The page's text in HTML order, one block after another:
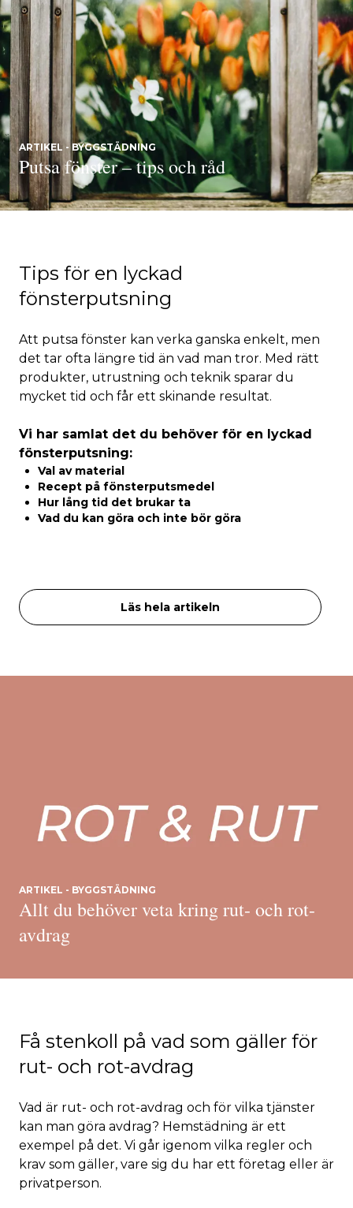
Tips för en lyckad
fönsterputsning
Att putsa fönster kan verka ganska enkelt, men
det tar ofta längre tid än vad man tror. Med rätt
produkter, utrustning och teknik sparar du
mycket tid och får ett skinande resultat.
Vi har samlat det du behöver för en lyckad
fönsterputsning:
Val av material
Recept på fönsterputsmedel
Hur lång tid det brukar ta
Vad du kan göra och inte bör göra
Läs hela artikeln
ARTIKEL - BYGGSTÄDNING
Putsa fönster – tips och råd
Få stenkoll på vad som gäller för
rut- och rot-avdrag
Vad är rut- och rot-avdrag och för vilka tjänster
kan man göra avdrag? Hemstädning är ett
exempel på det. Vi går igenom vilka regler och
krav som gäller, vare sig du har ett företag eller är
privatperson.
ARTIKEL - BYGGSTÄDNING
Allt du behöver veta kring rut- och rot-
avdrag